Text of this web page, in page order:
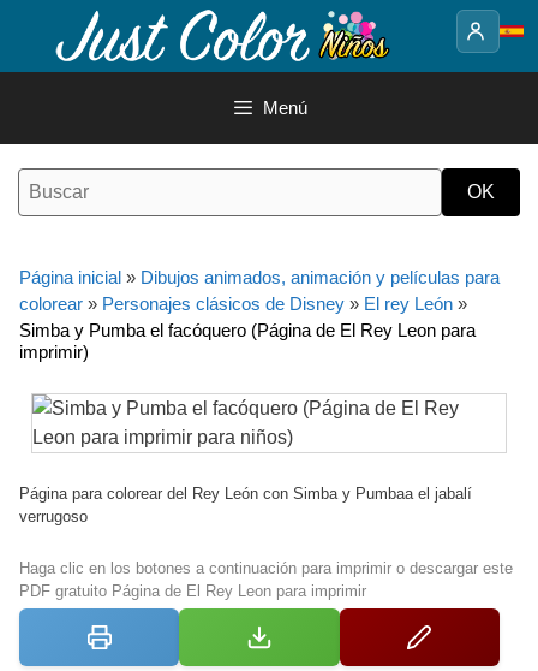
contenido
Menú
Página inicial » Dibujos animados, animación y películas para
colorear » Personajes clásicos de Disney » El rey León »
Simba y Pumba el facóquero (Página de El Rey Leon para
imprimir)
Página para colorear del Rey León con Simba y Pumbaa el jabalí
verrugoso
Haga clic en los botones a continuación para imprimir o descargar este
PDF gratuito Página de El Rey Leon para imprimir